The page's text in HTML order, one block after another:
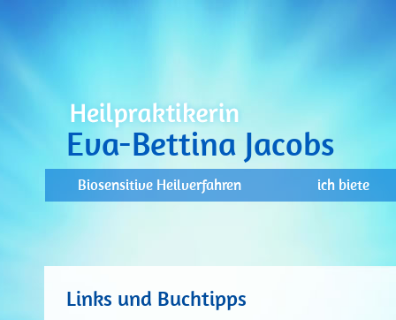
Eva-Bettina Jacobs
Biosensitive Heilverfahren ich biete
Links und Buchtipps